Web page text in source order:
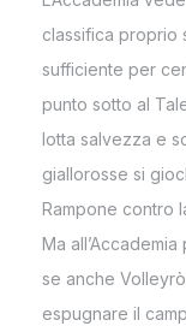
classifica proprio
sufficiente per
punto sotto al
lotta salvezza e
giallorosse si
Rampone contro
Ma
se anche
espugnare il